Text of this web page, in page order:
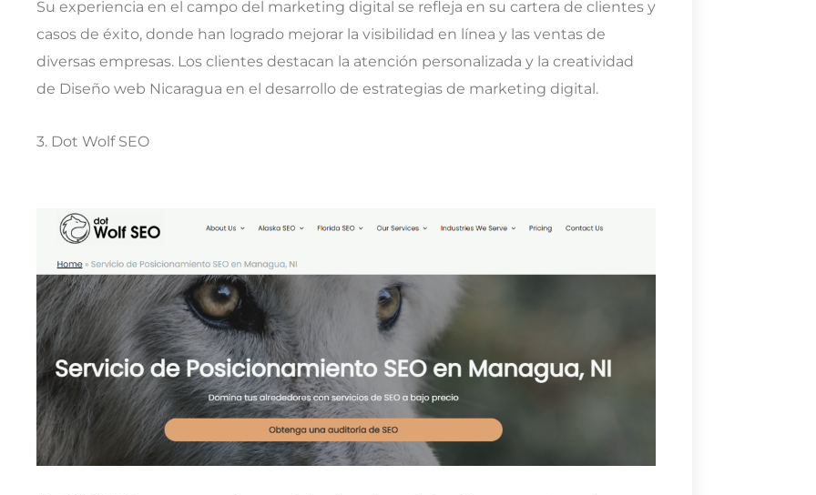
Su experiencia en el campo del marketing digital se refleja en su cartera de clientes y
casos de éxito, donde han logrado mejorar la visibilidad en línea y las ventas de
diversas empresas. Los clientes destacan la atención personalizada y la creatividad
de Diseño web Nicaragua en el desarrollo de estrategias de marketing digital.
3. Dot Wolf SEO